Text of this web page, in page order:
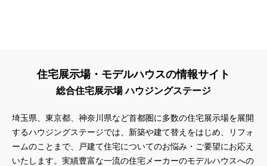
住宅展示場・モデルハウスの情報サイト
総合住宅展示場 ハウジングステージ
埼玉県、東京都、神奈川県など首都圏に多数の住宅展示場を展開
するハウジングステージでは、新築や建て替えをはじめ、リフォ
ームのことまで、戸建て住宅についてのお悩み・ご要望にお応え
いたします。実績豊富な一流の住宅メーカーのモデルハウスへの